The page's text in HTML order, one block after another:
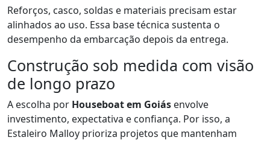
Reforços, casco, soldas e materiais precisam estar
alinhados ao uso. Essa base técnica sustenta o
desempenho da embarcação depois da entrega.
Construção sob medida com visão
de longo prazo
A escolha por Houseboat em Goiás envolve
investimento, expectativa e confiança. Por isso, a
Estaleiro Malloy prioriza projetos que mantenham